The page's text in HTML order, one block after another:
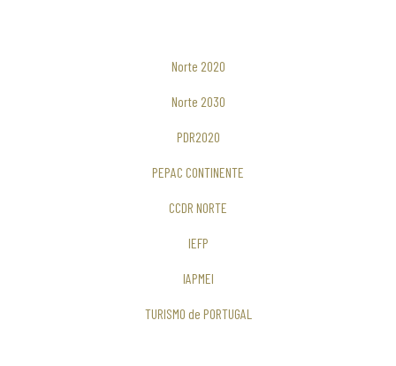
Norte 2020
Norte 2030
PDR2020
PEPAC CONTINENTE
CCDR NORTE
IEFP
IAPMEI
TURISMO de PORTUGAL